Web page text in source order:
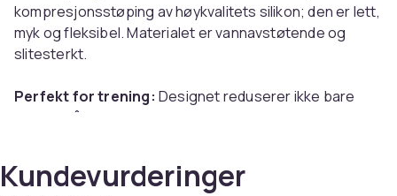
kompresjonsstøping av høykvalitets silikon; den er lett,
myk og fleksibel. Materialet er vannavstøtende og
slitesterkt.
Perfekt for trening: Designet reduserer ikke bare
vekten på remmen, pusteevnen under aktivitet blir
perfekt til håndleddet.
Kundevurderinger